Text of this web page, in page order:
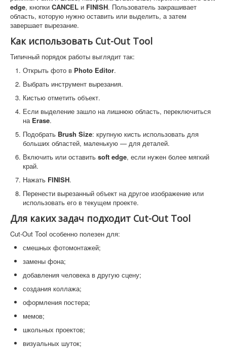
edge, кнопки CANCEL и FINISH. Пользователь закрашивает
область, которую нужно оставить или выделить, а затем
завершает вырезание.
Как использовать Cut-Out Tool
Типичный порядок работы выглядит так:
Открыть фото в Photo Editor.
Выбрать инструмент вырезания.
Кистью отметить объект.
Если выделение зашло на лишнюю область, переключиться
на Erase.
Подобрать Brush Size: крупную кисть использовать для
больших областей, маленькую — для деталей.
Включить или оставить soft edge, если нужен более мягкий
край.
Нажать FINISH.
Перенести вырезанный объект на другое изображение или
использовать его в текущем проекте.
Для каких задач подходит Cut-Out Tool
Cut-Out Tool особенно полезен для:
смешных фотомонтажей;
замены фона;
добавления человека в другую сцену;
создания коллажа;
оформления постера;
мемов;
школьных проектов;
визуальных шуток;